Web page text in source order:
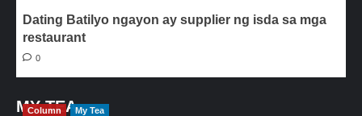
Dating Batilyo ngayon ay supplier ng isda sa mga
restaurant
0
MY TEA
Column My Tea